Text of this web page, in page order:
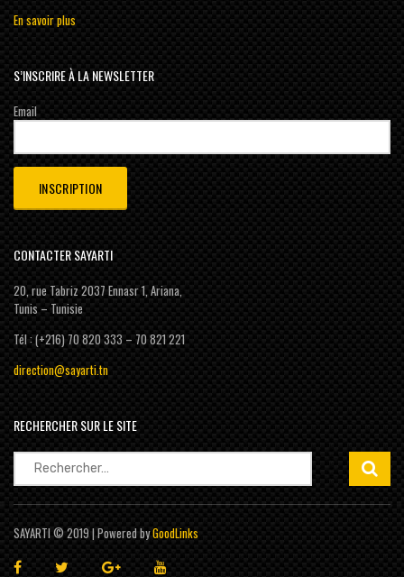
En savoir plus
S’INSCRIRE À LA NEWSLETTER
Email
CONTACTER SAYARTI
20, rue Tabriz 2037 Ennasr 1, Ariana,
Tunis – Tunisie
Tél : (+216) 70 820 333 – 70 821 221
direction@sayarti.tn
RECHERCHER SUR LE SITE
Rechercher :
SAYARTI © 2019 | Powered byGoodLinks